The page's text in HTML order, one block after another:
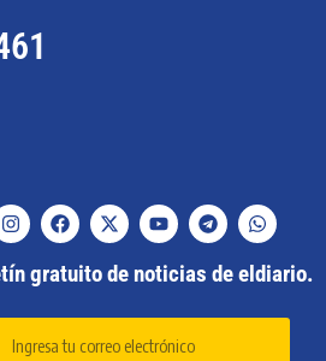
gratuito de noticias de eldiario.